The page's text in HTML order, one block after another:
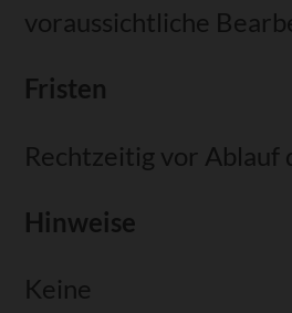
voraussichtliche
Fristen
Rechtzeitig vor
Hinweise
Keine